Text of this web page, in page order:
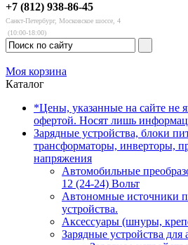
+7 (812) 938-86-45
Санкт-Петербург, Московское шоссе, 4
(10:00-18:00)
Моя корзина
Каталог
*Цены, указанные на сайте не
офертой. Носят лишь
Зарядные устройства, блоки
трансформаторы, инверторы,
напряжения
Автомобильные
12 (24-24) Вольт
Автономные источники
устройства.
Аксессуары (шнуры,
Зарядные устройства для